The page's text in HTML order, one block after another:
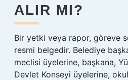
ALIR MI?
Bir yetki veya rapor, göreve
resmi belgedir. Belediye
meclisi üyelerine, başkana,
Devlet Konseyi üyelerine,